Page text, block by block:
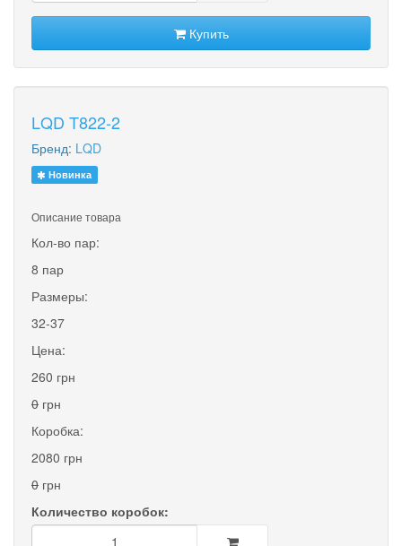
Купить
LQD T822-2
Бренд: LQD
Новинка
Описание товара
Кол-во пар:
8 пар
Размеры:
32-37
Цена:
260 грн
0 грн
Коробка:
2080 грн
0 грн
Количество коробок: